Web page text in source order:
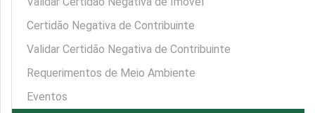
Certidão Negativa de Contribuinte
Validar Certidão Negativa de Contribuinte
Requerimentos de Meio Ambiente
Eventos